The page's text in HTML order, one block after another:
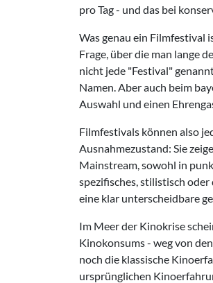
pro Tag - und das bei
Was genau ein Filmfestival
Frage, über die man lange
nicht jede "Festival"
Namen. Aber auch beim
Auswahl und einen
Filmfestivals können also
Ausnahmezustand: Sie
Mainstream, sowohl in
spezifisches, stilistisch
eine klar unterscheidbare
Im Meer der Kinokrise
Kinokonsums - weg von
noch die klassische
ursprünglichen